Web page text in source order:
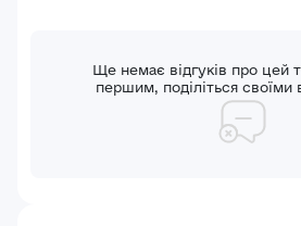
Ще немає відгуків про цей
першим, поділіться своїми